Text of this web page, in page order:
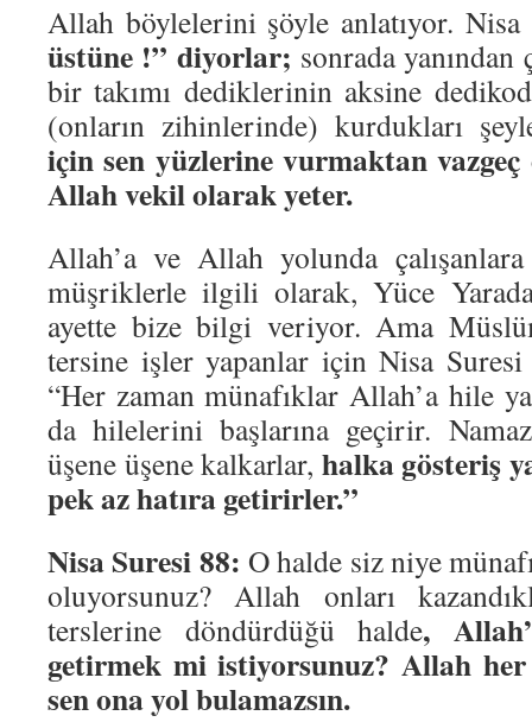
Allah böylelerini şöyle anlatıyor.
üstüne !” diyorlar; sonrada yanından
bir takımı dediklerinin aksine
(onların zihinlerinde) kurdukları
için sen yüzlerine vurmaktan
Allah vekil olarak yeter.
Allah’a ve Allah yolunda
müşriklerle ilgili olarak, Yüce
ayette bize bilgi veriyor. Ama
tersine işler yapanlar için Nisa
“Her zaman münafıklar Allah’a hile
da hilelerini başlarına geçirir.
üşene üşene kalkarlar, halka gösteriş
pek az hatıra getirirler.”
Nisa Suresi 88: O halde siz niye
oluyorsunuz? Allah onları
terslerine döndürdüğü halde,
getirmek mi istiyorsunuz? Allah
sen ona yol bulamazsın.